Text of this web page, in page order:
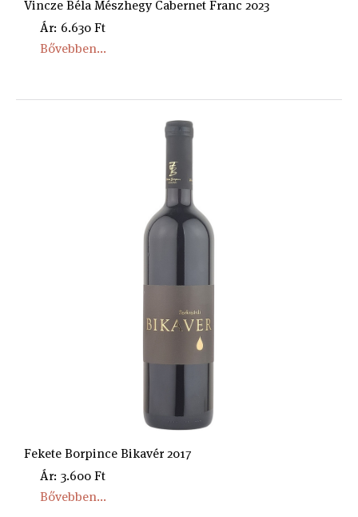
Vincze Béla Mészhegy Cabernet Franc 2023
Ár: 6.630 Ft
Bővebben...
Fekete Borpince Bikavér 2017
Ár: 3.600 Ft
Bővebben...